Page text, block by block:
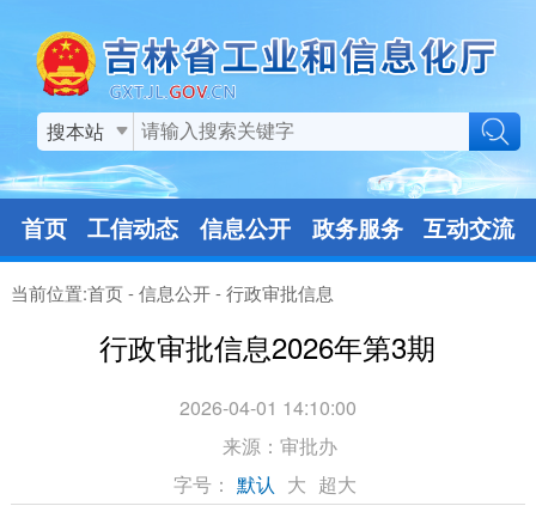
搜本站
首页 工信动态 信息公开 政务服务 互动交流
当前位置:首页-信息公开-行政审批信息
行政审批信息2026年第3期
2026-04-01 14:10:00
来源： 审批办
字号： 默认 大 超大